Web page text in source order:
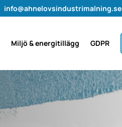
info@ahnelovsindustrimalning.se
Miljö & energitillägg GDPR